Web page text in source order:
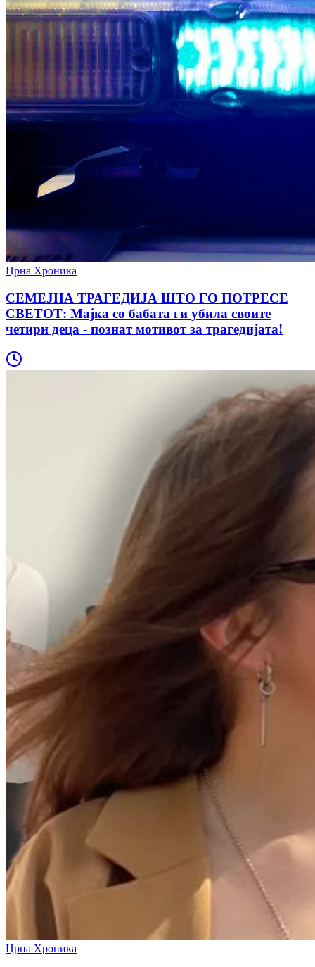
Црна Хроника
СЕМЕЈНА ТРАГЕДИЈА ШТО ГО ПОТРЕСЕ
СВЕТОТ: Мајка со бабата ги убила своите
четири деца - познат мотивот за трагедијата!
Црна Хроника